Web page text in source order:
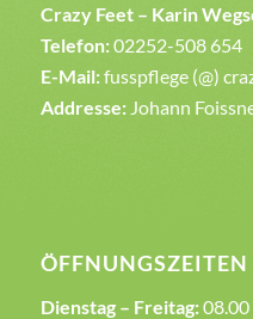
Crazy Feet – Karin
Telefon:02252-508 654
E-Mail:fusspflege (@)
Addresse:Johann
ÖFFNUNGSZEITEN
Dienstag – Freitag:08.00